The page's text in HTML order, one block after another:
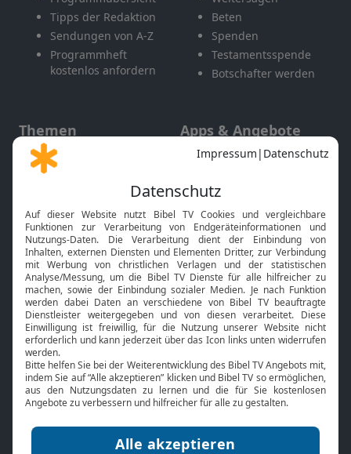
Tipps der Redaktion
Sendungen von A-Z
Programmheft
kostenlos anfordern
Beten
Spenden
Testamentsspende
Botschafter werden
Themen
Gott und Bibel erklärt
Neuigkeiten
Apps & Angebote
Mobile App
Smart TV
HbbTV
Bibelthek Online-Bibel
Nächster Gottesdienst
Bibel TV
Über uns
Jobs
Mediadaten
Service
Kontakt
TV-Empfang